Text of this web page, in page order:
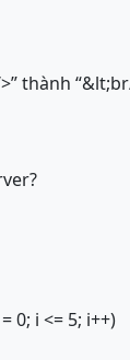
thành
0; i <= 5; i++)